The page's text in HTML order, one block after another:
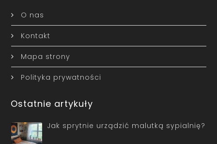
O nas
Kontakt
Mapa strony
Polityka prywatności
Ostatnie artykuły
Jak sprytnie urządzić malutką sypialnię?